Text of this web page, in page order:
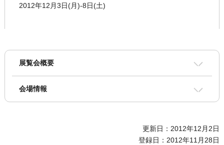
2012年12月3日(月)-8日(土)
展覧会概要
会場情報
更新日：2012年12月2日
登録日：2012年11月28日